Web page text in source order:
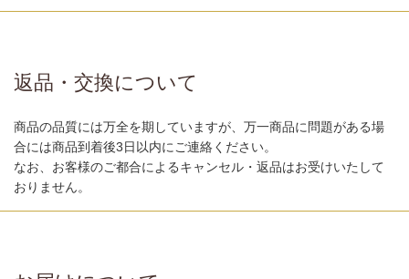
返品・交換について
商品の品質には万全を期していますが、万一商品に問題がある場
合には商品到着後3日以内にご連絡ください。
なお、お客様のご都合によるキャンセル・返品はお受けいたして
おりません。